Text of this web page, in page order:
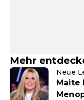
Mehr
Neue
Maite